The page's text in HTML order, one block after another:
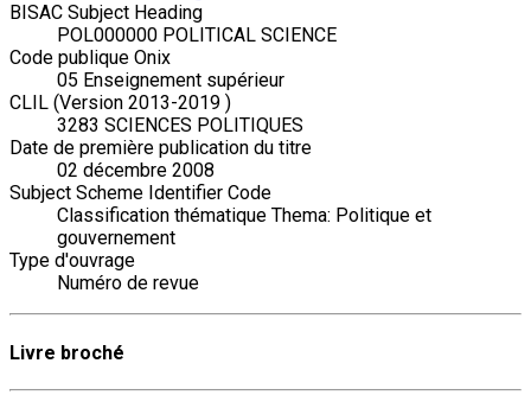
BISAC Subject Heading
POL000000 POLITICAL SCIENCE
Code publique Onix
05 Enseignement supérieur
CLIL (Version 2013-2019 )
3283 SCIENCES POLITIQUES
Date de première publication du titre
02 décembre 2008
Subject Scheme Identifier Code
Classification thématique Thema: Politique et
gouvernement
Type d'ouvrage
Numéro de revue
Livre broché